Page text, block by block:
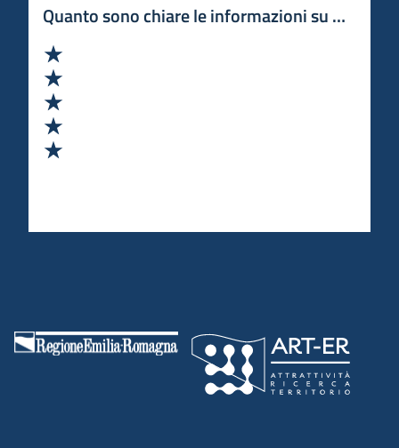
Quanto sono chiare le informazioni su questa